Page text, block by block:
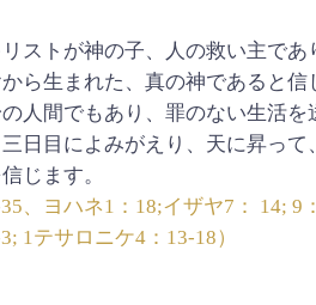
ストが神の子、人の救い主であ
ら生まれた、真の神であると信
人間でもあり、罪のない生活を
日目によみがえり、天に昇って
じます。
35、ヨハネ1：18;イザヤ7： 14; 9
1テサロニケ4：13-18）